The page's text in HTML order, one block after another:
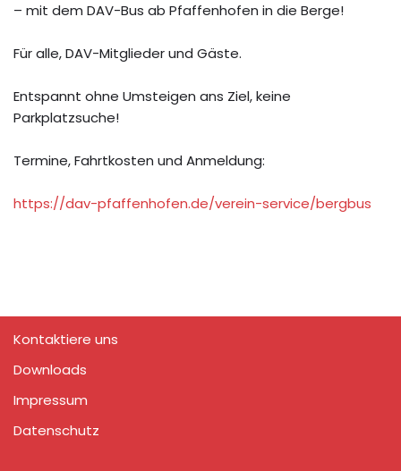
– mit dem DAV-Bus ab Pfaffenhofen in die Berge!
Für alle, DAV-Mitglieder und Gäste.
Entspannt ohne Umsteigen ans Ziel, keine
Parkplatzsuche!
Termine, Fahrtkosten und Anmeldung:
https://dav-pfaffenhofen.de/verein-service/bergbus
Kontaktiere uns
Downloads
Impressum
Datenschutz